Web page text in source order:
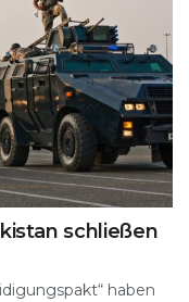
schließen
haben